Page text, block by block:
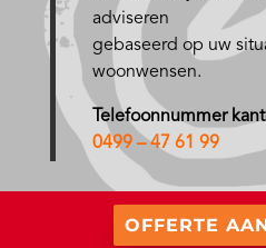
adviseren
gebaseerd op uw
woonwensen.
Telefoonnummer
0499 – 47 61 99
OFFERTE